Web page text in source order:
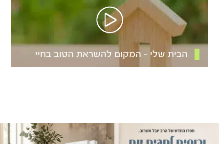
הבית שלי – המקום להשראת הטוב בחיי